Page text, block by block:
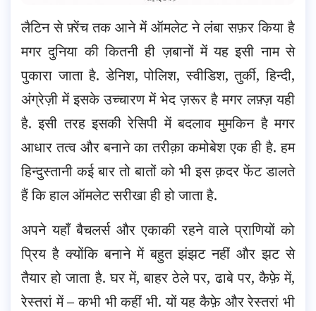
लैटिन से फ़्रेंच तक आने में ऑमलेट ने लंबा सफ़र किया है
मगर दुनिया की कितनी ही ज़बानों में यह इसी नाम से
पुकारा जाता है. डेनिश, पोलिश, स्वीडिश, तुर्की, हिन्दी,
अंग्रेज़ी में इसके उच्चारण में भेद ज़रूर है मगर लफ़्ज़ यही
है. इसी तरह इसकी रेसिपी में बदलाव मुमकिन है मगर
आधार तत्व और बनाने का तरीक़ा कमोबेश एक ही है. हम
हिन्दुस्तानी कई बार तो बातों को भी इस क़दर फेंट डालते
हैं कि हाल ऑमलेट सरीखा ही हो जाता है.
अपने यहाँ बैचलर्स और एकाकी रहने वाले प्राणियों को
प्रिय है क्योंकि बनाने में बहुत झंझट नहीं और झट से
तैयार हो जाता है. घर में, बाहर ठेले पर, ढाबे पर, कैफ़े में,
रेस्तरां में – कभी भी कहीं भी. यों यह कैफ़े और रेस्तरां भी